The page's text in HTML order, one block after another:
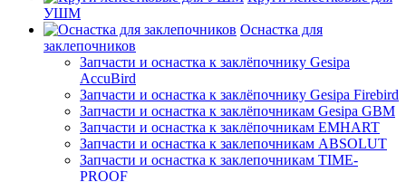
УШМ
Оснастка для
заклепочников
Запчасти и оснастка к заклёпочнику Gesipa
AccuBird
Запчасти и оснастка к заклёпочнику Gesipa Firebird
Запчасти и оснастка к заклёпочникам Gesipa GBM
Запчасти и оснастка к заклёпочникам EMHART
Запчасти и оснастка к заклепочникам ABSOLUT
Запчасти и оснастка к заклепочникам TIME-
PROOF